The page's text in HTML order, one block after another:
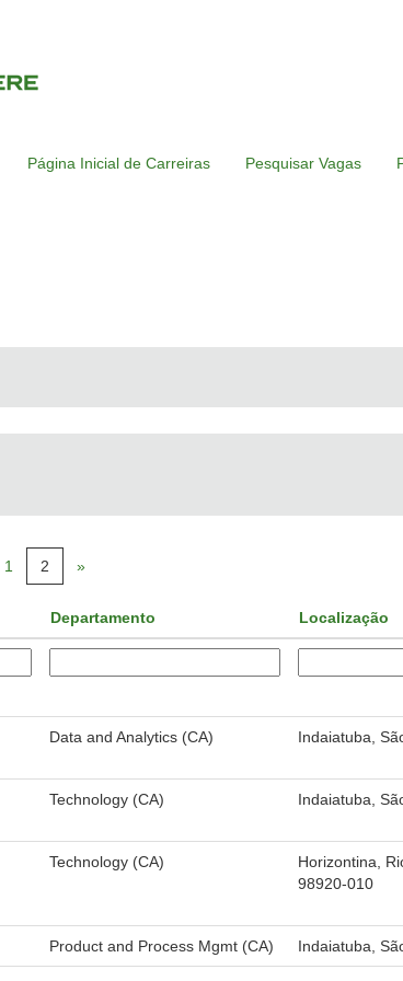
Página Inicial de Carreiras Pesquisar Vagas
1 2 »
Departamento Localização
Data and Analytics (CA) Indaiatuba,
Technology (CA) Indaiatuba,
Technology (CA)
Horizontina,
98920-010
Product and Process Mgmt (CA) Indaiatuba,